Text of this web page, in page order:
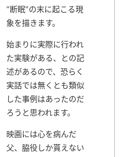
"断眠"の末に起こる現
象を描きます。
始まりに実際に行われ
た実験がある、との記
述があるので、恐らく
実話では無くとも類似
した事例はあったのだ
ろうと思われます。
映画には心を病んだ
父、脇役しか貰えない